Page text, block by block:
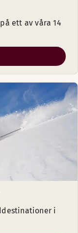
ett av våra 14
i